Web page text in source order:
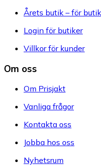
Årets butik – för
Login för butiker
Villkor för kunder
Om oss
Om Prisjakt
Vanliga frågor
Kontakta oss
Jobba hos oss
Nyhetsrum